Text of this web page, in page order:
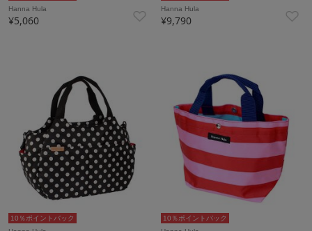
Hanna Hula
¥5,060
Hanna Hula
¥9,790
10％ポイントバック
10％ポイントバック